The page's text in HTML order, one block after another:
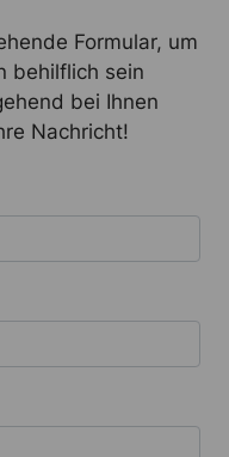
Formular, um
behilflich sein
bei Ihnen
Nachricht!